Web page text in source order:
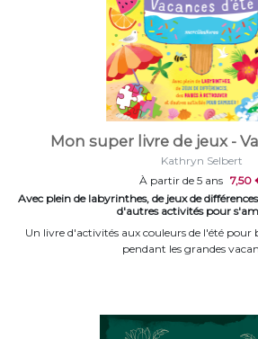
Mon super livre de jeux -
Kathryn Selbert
À partir de 5 ans 7,50
Avec plein de labyrinthes, de jeux de
d'autres activités pour
Un livre d'activités aux couleurs de l'été pour
pendant les grandes